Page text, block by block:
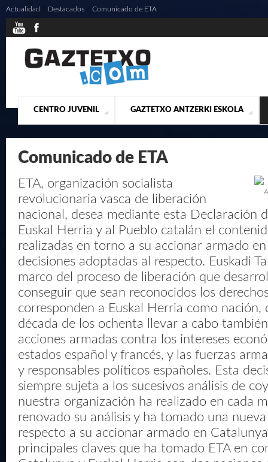
CENTRO JUVENIL
¿QUIENES SOMOS? ACTUALIDAD CONTACTO
GAZTETXO ANTZERKI ESKOLA
PRESENTACIÓN MUSICALES
Actualidad Destacados / Comunicado de ETA
Comunicado de ETA
ETA, organización socialista
revolucionaria vasca de liberación
nacional, desea mediante esta Declaración
Euskal Herria y al Pueblo catalán el
realizadas en torno a su accionar armado
decisiones adoptadas al respecto. Euskadi
marco del proceso de liberación que
conseguir que sean reconocidos los
corresponden a Euskal Herria como nación,
década de los ochenta llevar a cabo
acciones armadas contra los intereses
estados español y francés, y las fuerzas
y responsables políticos españoles. Esta
siempre sujeta a los sucesivos análisis de
nuestra organización ha realizado en cada
renovado su análisis y ha tomado una
respecto a su accionar armado en
principales claves que ha tomado ETA en